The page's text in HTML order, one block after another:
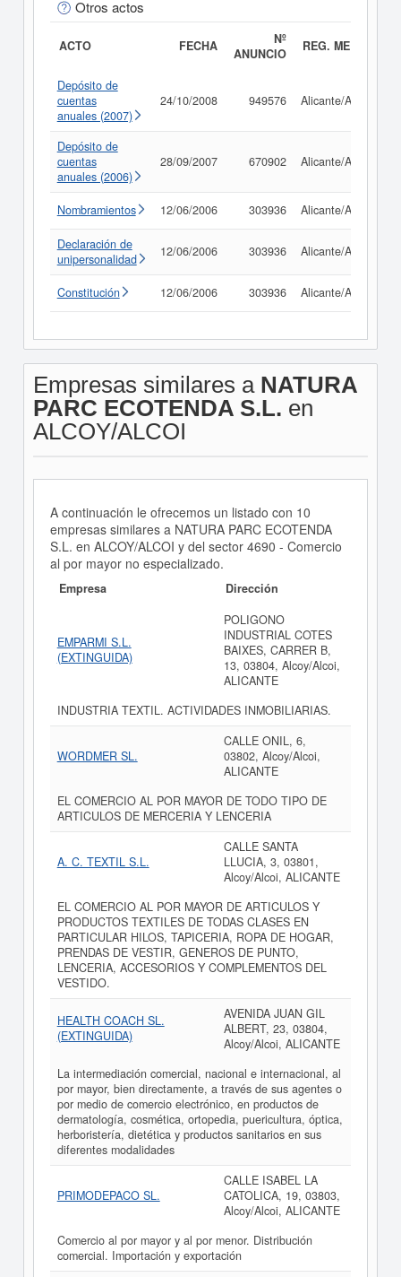
Otros actos
ACTO FECHA
Nº
ANUNCIO
REG. MERC.
Depósito de
cuentas
anuales (2007)
24/10/2008 949576 Alicante/Alacant
Depósito de
cuentas
anuales (2006)
28/09/2007 670902 Alicante/Alacant
Nombramientos 12/06/2006 303936 Alicante/Alacant
Declaración de
unipersonalidad
12/06/2006 303936 Alicante/Alacant
Constitución 12/06/2006 303936 Alicante/Alacant
Empresas similares a NATURA
PARC ECOTENDA S.L. en
ALCOY/ALCOI
A continuación le ofrecemos un listado con 10
empresas similares a NATURA PARC ECOTENDA
S.L. en ALCOY/ALCOI y del sector 4690 - Comercio
al por mayor no especializado.
Empresa Dirección
EMPARMI S.L.
(EXTINGUIDA)
POLIGONO
INDUSTRIAL COTES
BAIXES, CARRER B,
13, 03804, Alcoy/Alcoi,
ALICANTE
INDUSTRIA TEXTIL. ACTIVIDADES INMOBILIARIAS.
WORDMER SL.
CALLE ONIL, 6,
03802, Alcoy/Alcoi,
ALICANTE
EL COMERCIO AL POR MAYOR DE TODO TIPO DE
ARTICULOS DE MERCERIA Y LENCERIA
A. C. TEXTIL S.L.
CALLE SANTA
LLUCIA, 3, 03801,
Alcoy/Alcoi, ALICANTE
EL COMERCIO AL POR MAYOR DE ARTICULOS Y
PRODUCTOS TEXTILES DE TODAS CLASES EN
PARTICULAR HILOS, TAPICERIA, ROPA DE HOGAR,
PRENDAS DE VESTIR, GENEROS DE PUNTO,
LENCERIA, ACCESORIOS Y COMPLEMENTOS DEL
VESTIDO.
HEALTH COACH SL.
(EXTINGUIDA)
AVENIDA JUAN GIL
ALBERT, 23, 03804,
Alcoy/Alcoi, ALICANTE
La intermediación comercial, nacional e internacional, al
por mayor, bien directamente, a través de sus agentes o
por medio de comercio electrónico, en productos de
dermatología, cosmética, ortopedia, puericultura, óptica,
herboristería, dietética y productos sanitarios en sus
diferentes modalidades
PRIMODEPACO SL.
CALLE ISABEL LA
CATOLICA, 19, 03803,
Alcoy/Alcoi, ALICANTE
Comercio al por mayor y al por menor. Distribución
comercial. Importación y exportación